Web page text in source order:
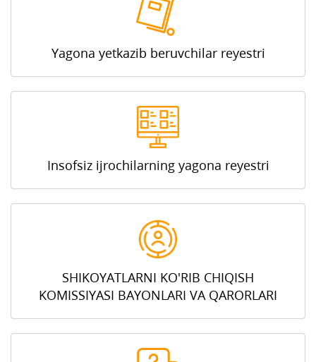
Yagona yetkazib beruvchilar reyestri
Insofsiz ijrochilarning yagona reyestri
SHIKOYATLARNI KO'RIB CHIQISH
KOMISSIYASI BAYONLARI VA QARORLARI